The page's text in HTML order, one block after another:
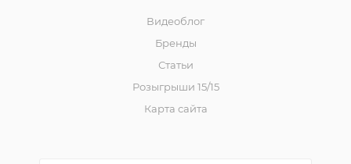
Видеоблог
Бренды
Статьи
Розыгрыши 15/15
Карта сайта